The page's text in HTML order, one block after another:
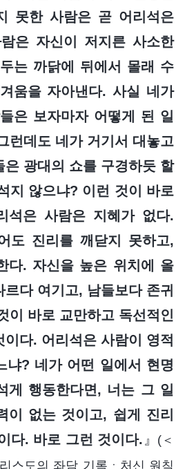
못한 사람은 곧 어리석은
은 자신이 저지른 사소한
는 까닭에 뒤에서 몰래 수
움을 자아낸다. 사실 네가
은 보자마자 어떻게 된 일
런데도 네가 거기서 대놓고
은 광대의 쇼를 구경하듯 할
지 않으냐? 이런 것이 바로
석은 사람은 지혜가 없다.
도 진리를 깨닫지 못하고,
다. 자신을 높은 위치에 올
르다 여기고, 남들보다 존귀
이 바로 교만하고 독선적인
이다. 어리석은 사람이 영적
냐? 네가 어떤 일에서 현명
게 행동한다면, 너는 그 일
이 없는 것이고, 쉽게 진리
다. 바로 그런 것이다. 』 (＜
스도의 좌담 기록ㆍ처신 원칙